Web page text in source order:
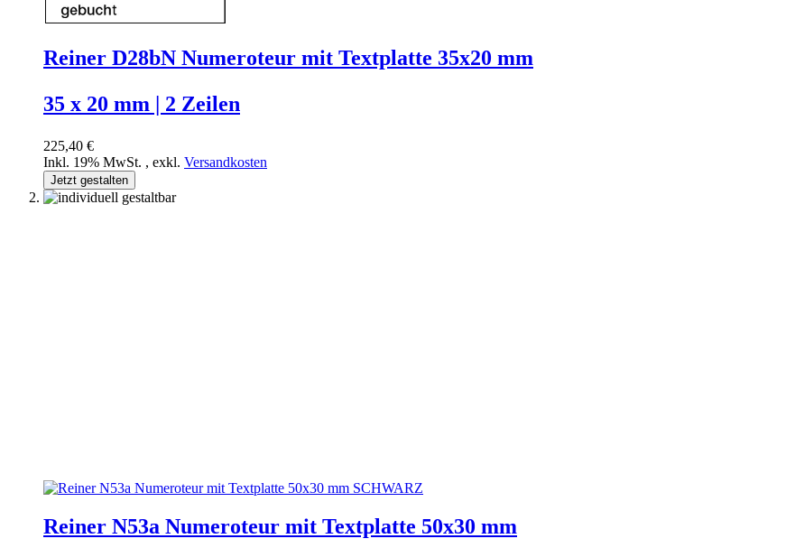
Reiner D28bN Numeroteur mit Textplatte 35x20 mm
35 x 20 mm | 2 Zeilen
225,40 €
Inkl. 19% MwSt. , exkl. Versandkosten
Jetzt gestalten
Reiner N53a Numeroteur mit Textplatte 50x30 mm